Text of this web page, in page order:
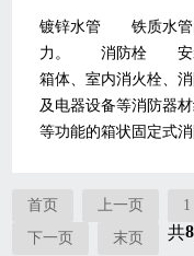
镀锌水管 铁质水管
力。 消防栓 安装
箱体、室内消火栓、
及电器设备等消防器
等功能的箱状固定
首页 上一页 1
下一页
末页 共8